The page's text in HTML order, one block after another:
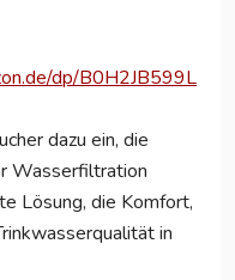
dp/B0H2JB599L
dazu ein, die
Wasserfiltration
Lösung, die Komfort,
in